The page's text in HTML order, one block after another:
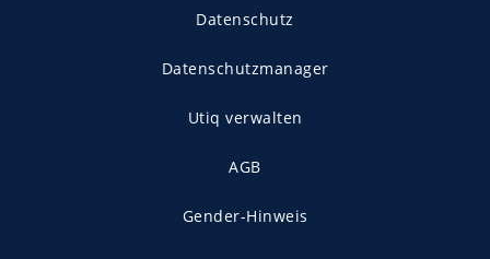
Datenschutz
Datenschutzmanager
Utiq verwalten
AGB
Gender-Hinweis